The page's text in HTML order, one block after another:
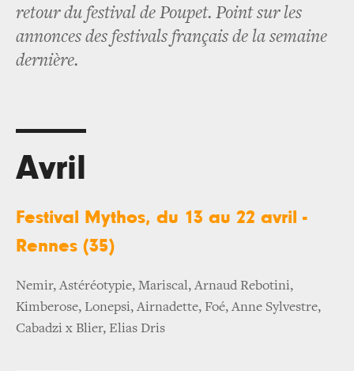
retour du festival de Poupet. Point sur les
annonces des festivals français de la semaine
dernière.
Avril
Festival Mythos, du 13 au 22 avril -
Rennes (35)
Nemir, Astéréotypie, Mariscal, Arnaud Rebotini,
Kimberose, Lonepsi, Airnadette, Foé, Anne Sylvestre,
Cabadzi x Blier, Elias Dris